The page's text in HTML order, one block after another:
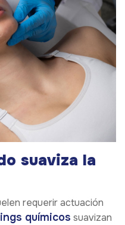
suaviza la
requerir actuación
químicos suavizan